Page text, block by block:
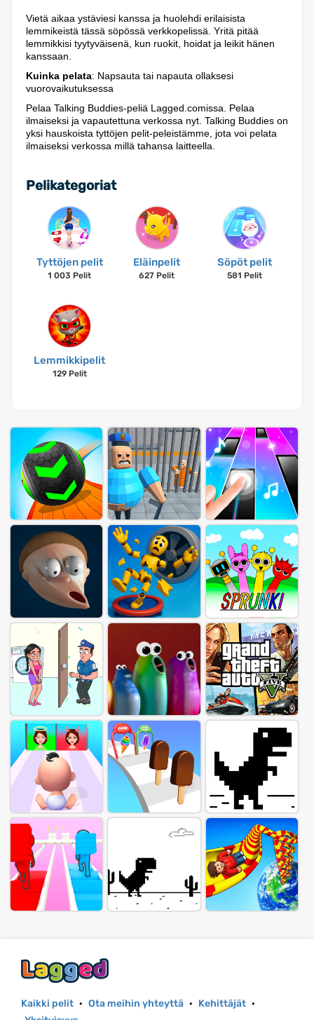
Vietä aikaa ystäviesi kanssa ja huolehdi erilaisista
lemmikeistä tässä söpössä verkkopelissä. Yritä pitää
lemmikkisi tyytyväisenä, kun ruokit, hoidat ja leikit hänen
kanssaan.
Kuinka pelata: Napsauta tai napauta ollaksesi
vuorovaikutuksessa
Pelaa Talking Buddies-peliä Lagged.comissa. Pelaa
ilmaiseksi ja vapautettuna verkossa nyt. Talking Buddies on
yksi hauskoista tyttöjen pelit-peleistämme, jota voi pelata
ilmaiseksi verkossa millä tahansa laitteella.
Pelikategoriat
Tyttöjen pelit
1 003 Pelit
Eläinpelit
627 Pelit
Söpöt pelit
581 Pelit
Lemmikkipelit
129 Pelit
Kaikki pelit · Ota meihin yhteyttä · Kehittäjät ·